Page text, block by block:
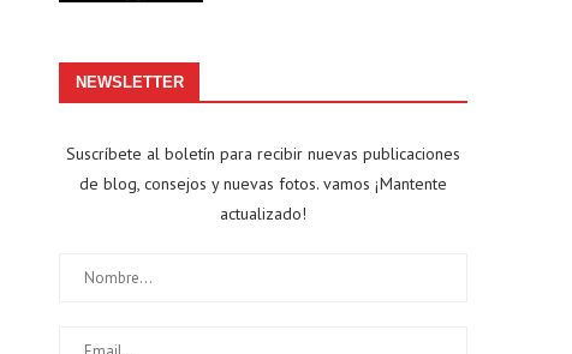
NEWSLETTER
Suscríbete al boletín para recibir nuevas publicaciones
de blog, consejos y nuevas fotos. vamos ¡Mantente
actualizado!